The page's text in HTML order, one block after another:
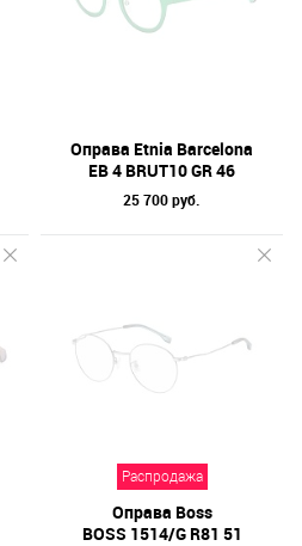
Оправа Etnia Barcelona
EB 4 BRUT10 GR 46
25 700 руб.
Распродажа
Оправа Boss
BOSS 1514/G R81 51